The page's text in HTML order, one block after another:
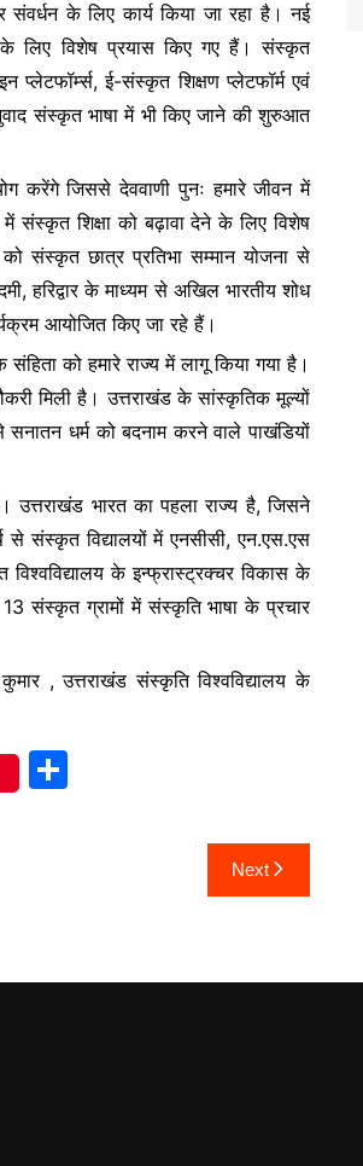
के लिए कार्य किया जा रहा है। नई
लिए विशेष प्रयास किए गए हैं। संस्कृत
प्लेटफॉर्म्स, ई-संस्कृत शिक्षण प्लेटफॉर्म एवं
संस्कृत भाषा में भी किए जाने की शुरुआत
करेंगे जिससे देववाणी पुनः हमारे जीवन में
संस्कृत शिक्षा को बढ़ावा देने के लिए विशेष
को संस्कृत छात्र प्रतिभा सम्मान योजना से
हरिद्वार के माध्यम से अखिल भारतीय शोध
आयोजित किए जा रहे हैं।
को हमारे राज्य में लागू किया गया है।
मिली है। उत्तराखंड के सांस्कृतिक मूल्यों
धर्म को बदनाम करने वाले पाखंडियों
उत्तराखंड भारत का पहला राज्य है, जिसने
से संस्कृत विद्यालयों में एनसीसी, एन.एस.एस
के इन्फ्रास्ट्रक्चर विकास के
13 संस्कृत ग्रामों में संस्कृति भाषा के प्रचार
, उत्तराखंड संस्कृति विश्वविद्यालय के
Next